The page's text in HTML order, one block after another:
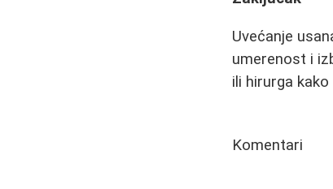
Uvećanje
umerenost i
ili hirurga
Komentari